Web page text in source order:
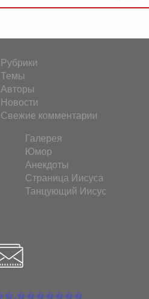
Рубрики
Темы
Авторы
Новости
Свежие комментарии
Галерея
Юмор
Анекдоты
Страница Иисуса
Танцующий Иисус